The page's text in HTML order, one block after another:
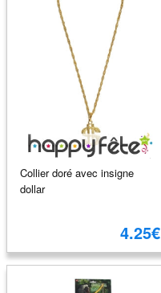
Collier doré avec insigne
dollar
4.25€